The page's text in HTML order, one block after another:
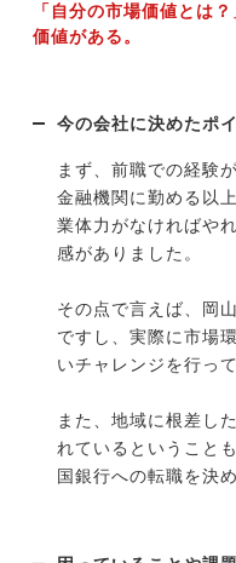
「自分の市場価値とは
価値がある。
今の会社に決めたポ
まず、前職での経験
金融機関に勤める以
業体力がなければや
感がありました。
その点で言えば、岡
ですし、実際に市場
いチャレンジを行っ
また、地域に根差し
れているということ
国銀行への転職を決